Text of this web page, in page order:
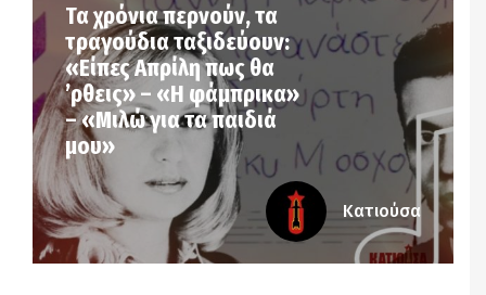
Τα χρόνια περνούν, τα
τραγούδια ταξιδεύουν:
«Είπες Απρίλη πως θα
’ρθεις» – «Η φάμπρικα»
– «Μιλώ για τα παιδιά
μου»
Κατιούσα